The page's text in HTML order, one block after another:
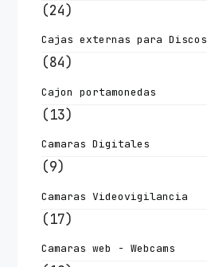
(24)
Cajas externas para Discos
(84)
Cajon portamonedas
(13)
Camaras Digitales
(9)
Camaras Videovigilancia
(17)
Camaras web - Webcams